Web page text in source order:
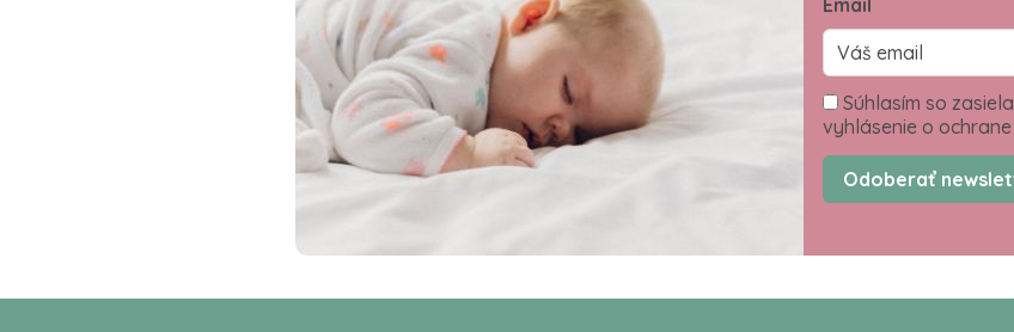
Súhlasím so
vyhlásenie o
Odoberať